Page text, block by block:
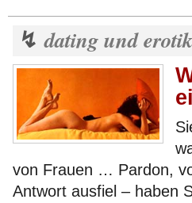
↯ dating und
von Frauen … Pardon,
Antwort ausfiel – haben